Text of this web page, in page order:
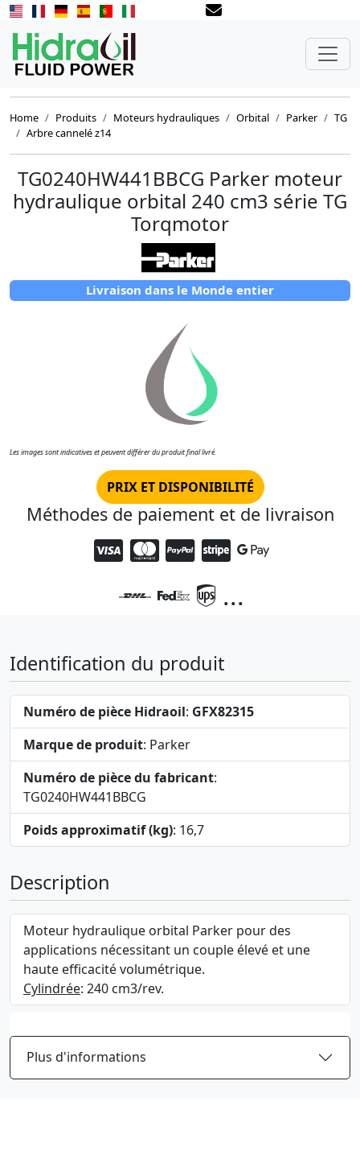
Home Produits Moteurs hydrauliques Orbital Parker
TG
Arbre cannelé z14
TG0240HW441BBCG Parker moteur
hydraulique orbital 240 cm3 série TG
Torqmotor
Livraison dans le Monde entier
Les images sont indicatives et peuvent différer du produit final livré.
PRIX ET DISPONIBILITÉ
Méthodes de paiement et de livraison
...
Identification du produit
Numéro de pièce Hidraoil: GFX82315
Marque de produit: Parker
Numéro de pièce du fabricant:
TG0240HW441BBCG
Poids approximatif (kg): 16,7
Description
Moteur hydraulique orbital Parker pour des
applications nécessitant un couple élevé et une
haute efficacité volumétrique.
Cylindrée: 240 cm3/rev.
Plus d'informations